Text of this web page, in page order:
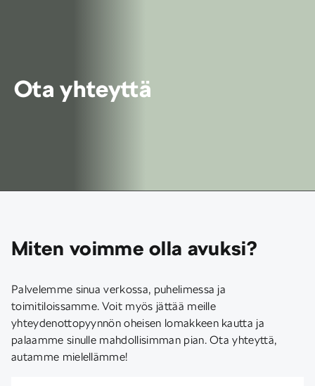
Ota yhteyttä
Miten voimme olla avuksi?
Palvelemme sinua verkossa, puhelimessa ja
toimitiloissamme. Voit myös jättää meille
yhteydenottopyynnön oheisen lomakkeen kautta ja
palaamme sinulle mahdollisimman pian. Ota yhteyttä,
autamme mielellämme!